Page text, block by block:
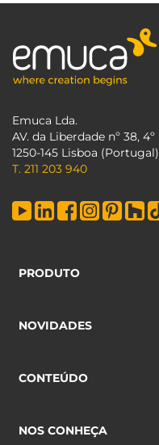
Emuca Lda.
AV. da Liberdade nº 38, 4º
1250-145 Lisboa (Portugal)
T. 211 203 940
PRODUTO
NOVIDADES
CONTEÚDO
NOS CONHEÇA